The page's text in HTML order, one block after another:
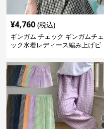
¥4,760 (税込)
ギンガム チェック ギンガムチェ
ック水着レディース編み上げビ